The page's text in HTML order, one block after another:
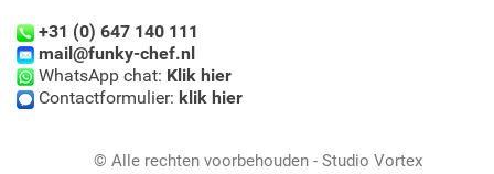
+31 (0) 647 140 111
mail@funky-chef.nl
WhatsApp chat: Klik hier
Contactformulier: klik hier
© Alle rechten voorbehouden - Studio Vortex